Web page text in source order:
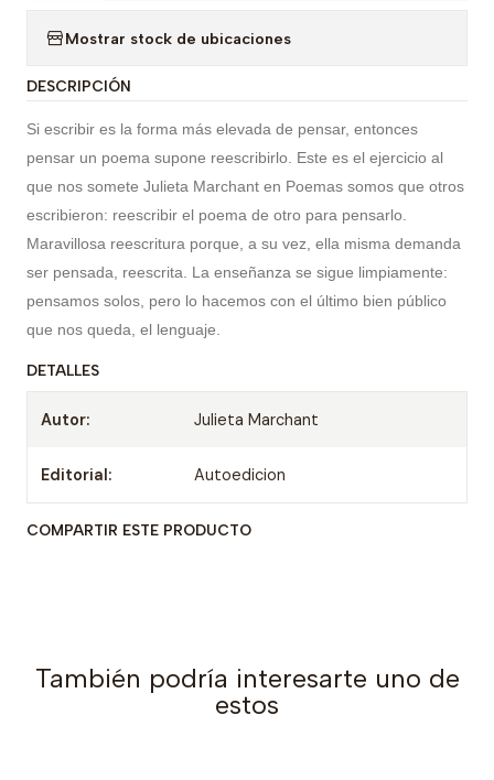
Mostrar stock de ubicaciones
DESCRIPCIÓN
Si escribir es la forma más elevada de pensar, entonces
pensar un poema supone reescribirlo. Este es el ejercicio al
que nos somete Julieta Marchant en Poemas somos que otros
escribieron: reescribir el poema de otro para pensarlo.
Maravillosa reescritura porque, a su vez, ella misma demanda
ser pensada, reescrita. La enseñanza se sigue limpiamente:
pensamos solos, pero lo hacemos con el último bien público
que nos queda, el lenguaje.
DETALLES
Autor: Julieta Marchant
Editorial: Autoedicion
COMPARTIR ESTE PRODUCTO
También podría interesarte uno de
estos